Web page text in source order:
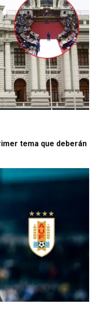
tema que deberán